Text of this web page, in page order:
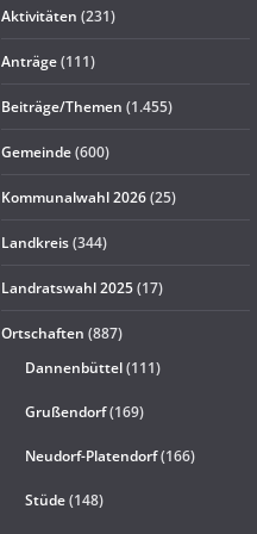
Aktivitäten (231)
Anträge(111)
Beiträge/Themen (1.455)
Gemeinde(600)
Kommunalwahl 2026(25)
Landkreis(344)
Landratswahl 2025(17)
Ortschaften (887)
Dannenbüttel(111)
Grußendorf(169)
Neudorf-Platendorf(166)
Stüde(148)